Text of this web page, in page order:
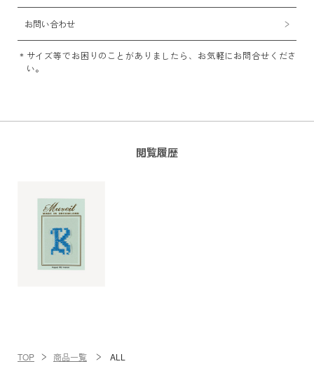
お問い合わせ
サイズ等でお困りのことがありましたら、お気軽にお問合せくださ
い。
閲覧履歴
TOP 商品一覧 ALL